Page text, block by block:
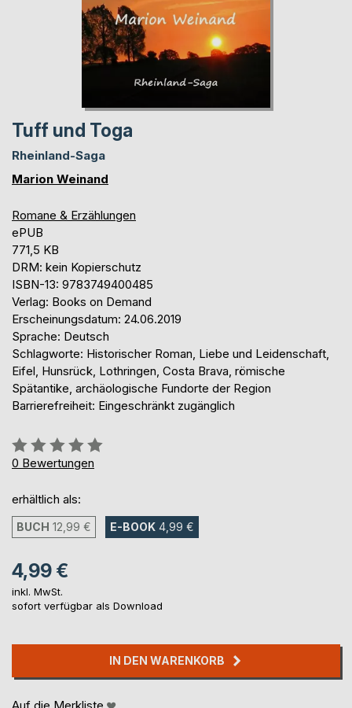
Tuff und Toga
Rheinland-Saga
Marion Weinand
Romane & Erzählungen
ePUB
771,5 KB
DRM: kein Kopierschutz
ISBN-13: 9783749400485
Verlag: Books on Demand
Erscheinungsdatum: 24.06.2019
Sprache: Deutsch
Schlagworte: Historischer Roman, Liebe und Leidenschaft,
Eifel, Hunsrück, Lothringen, Costa Brava, römische
Spätantike, archäologische Fundorte der Region
Barrierefreiheit: Eingeschränkt zugänglich
Bewertung::
0%
0 Bewertungen
erhältlich als:
BUCH 12,99 € E-BOOK 4,99 €
4,99 €
inkl. MwSt.
sofort verfügbar als Download
IN DEN WARENKORB